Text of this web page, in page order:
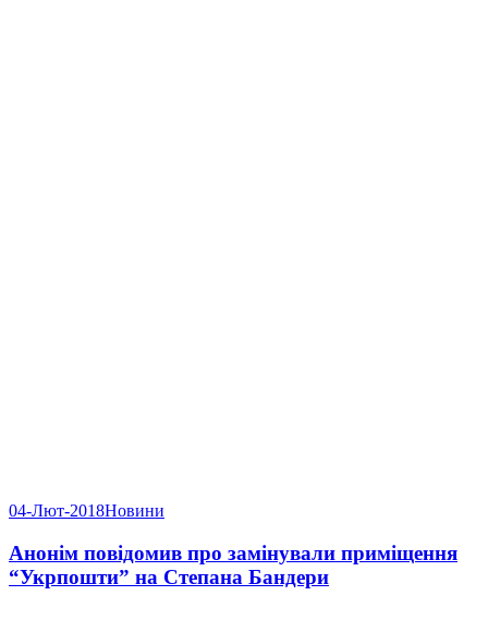
04-Лют-2018Новини
Анонім повідомив про замінували приміщення
“Укрпошти” на Степана Бандери